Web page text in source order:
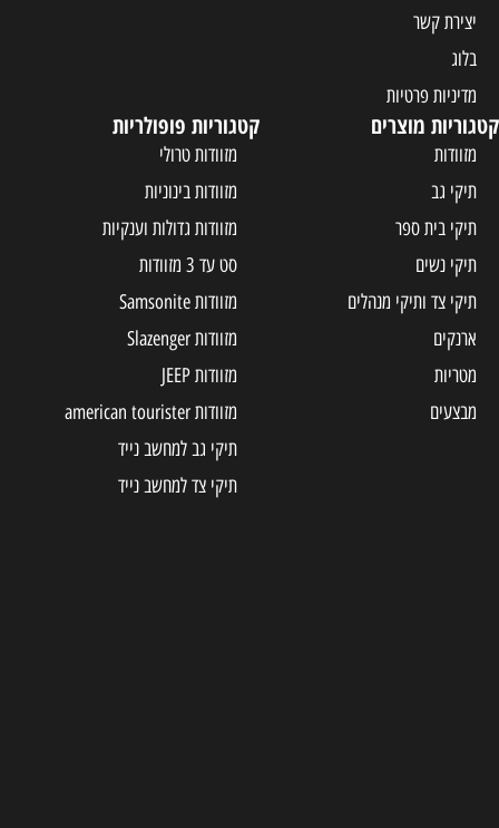
יצירת קשר
בלוג
מדיניות פרטיות
קטגוריות מוצרים
מזוודות
תיקי גב
תיקי בית ספר
תיקי נשים
תיקי צד ותיקי מנהלים
ארנקים
מטריות
מבצעים
קטגוריות פופולריות
מזוודות טרולי
מזוודות בינוניות
מזוודות גדולות וענקיות
סט עד 3 מזוודות
מזוודות Samsonite
מזוודות Slazenger
מזוודות JEEP
מזוודות american tourister
תיקי גב למחשב נייד
תיקי צד למחשב נייד